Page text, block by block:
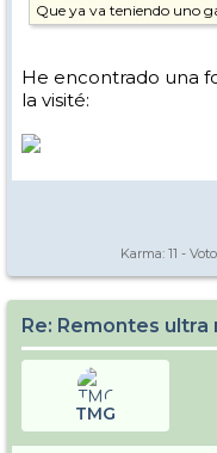
Que ya va teniendo uno
He encontrado una
la visité:
Karma: 11 -
Re: Remontes
TMG